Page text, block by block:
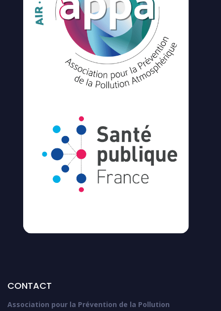
CONTACT
Association pour la Prévention de la Pollution